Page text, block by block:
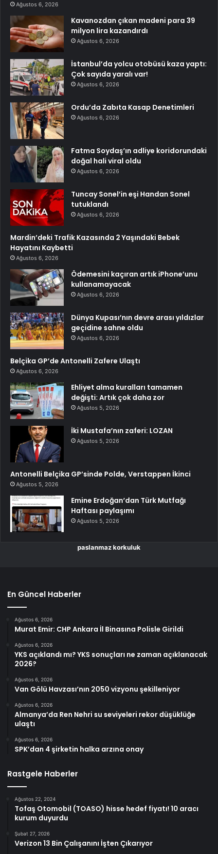
Ağustos 6, 2026
Kavanozdan çıkan madeni para 39
milyon lira kazandırdı
Ağustos 6, 2026
İstanbul’da yolcu otobüsü kaza yaptı:
Çok sayıda yaralı var!
Ağustos 6, 2026
Ordu’da Zabıta Kasap Denetimleri
Ağustos 6, 2026
Fatma Soydaş’ın adliye koridorundaki
doğal hali viral oldu
Ağustos 6, 2026
Tuncay Sonel’in eşi Handan Sonel
tutuklandı
Ağustos 6, 2026
Mardin’deki Trafik Kazasında 2 Yaşındaki Bebek
Hayatını Kaybetti
Ağustos 6, 2026
Ödemesini kaçıran artık iPhone’unu
kullanamayacak
Ağustos 6, 2026
Dünya Kupası’nın devre arası yıldızlar
geçidine sahne oldu
Ağustos 6, 2026
Belçika GP’de Antonelli Zafere Ulaştı
Ağustos 6, 2026
Ehliyet alma kuralları tamamen
değişti: Artık çok daha zor
Ağustos 5, 2026
İki Mustafa’nın zaferi: LOZAN
Ağustos 5, 2026
Antonelli Belçika GP’sinde Polde, Verstappen İkinci
Ağustos 5, 2026
Emine Erdoğan’dan Türk Mutfağı
Haftası paylaşımı
Ağustos 5, 2026
paslanmaz korkuluk
En Güncel Haberler
Ağustos 6, 2026
Murat Emir: CHP Ankara İl Binasına Polisle Girildi
Ağustos 6, 2026
YKS açıklandı mı? YKS sonuçları ne zaman açıklanacak
2026?
Ağustos 6, 2026
Van Gölü Havzası’nın 2050 vizyonu şekilleniyor
Ağustos 6, 2026
Almanya’da Ren Nehri su seviyeleri rekor düşüklüğe
ulaştı
Ağustos 6, 2026
SPK’dan 4 şirketin halka arzına onay
Rastgele Haberler
Ağustos 22, 2024
Tofaş Otomobil (TOASO) hisse hedef fiyatı! 10 aracı
kurum duyurdu
Şubat 27, 2026
Verizon 13 Bin Çalışanını İşten Çıkarıyor